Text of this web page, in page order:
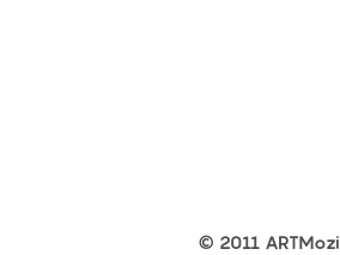
© 2011 ARTMozi